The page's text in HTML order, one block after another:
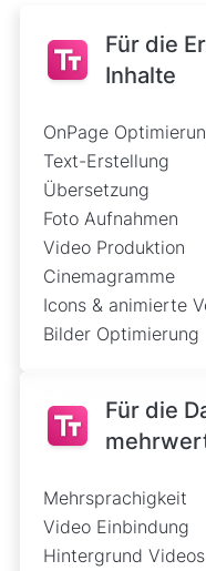
Für die
Inhalte
OnPage
Text-Erstellung
Übersetzung
Foto Aufnahmen
Video Produktion
Cinemagramme
Icons & animierte
Bilder Optimierung
Für die
Mehrsprachigkeit
Video Einbindung
Hintergrund Videos